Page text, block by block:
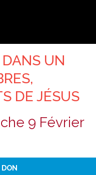
UN
DE JÉSUS
9 Février
DON